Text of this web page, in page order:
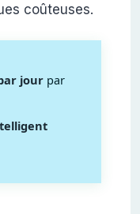
coûteuses.
jourpar